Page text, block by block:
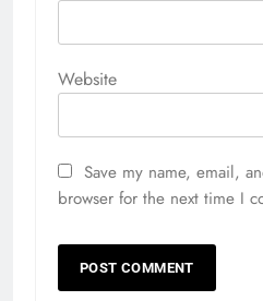
Website
Save my name, email,
browser for the next time I